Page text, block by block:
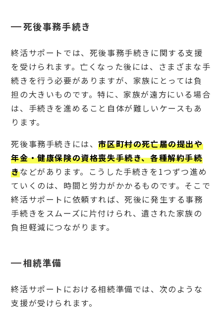
3
や遺
産を
相談
い場
合は
弁護
士・
司法
書
行政
書士
6
終活
サポ
ート
活支
援）
を行
おす
すめ
ビス
6.
死後事務手続き
終活サポートでは、死後事務手続きに関する支援
を受けられます。亡くなった後には、さまざまな手
続きを行う必要がありますが、家族にとっては負
担の大きいものです。特に、家族が遠方にいる場合
は、手続きを進めること自体が難しいケースもあ
ります。
死後事務手続きには、市区町村の死亡届の提出や
年金・健康保険の資格喪失手続き、各種解約手続
きなどがあります。こうした手続きを1つずつ進め
ていくのは、時間と労力がかかるものです。そこで
終活サポートに依頼すれば、死後に発生する事務
手続きをスムーズに片付けられ、遺された家族の
負担軽減につながります。
相続準備
終活サポートにおける相続準備では、次のような
支援が受けられます。